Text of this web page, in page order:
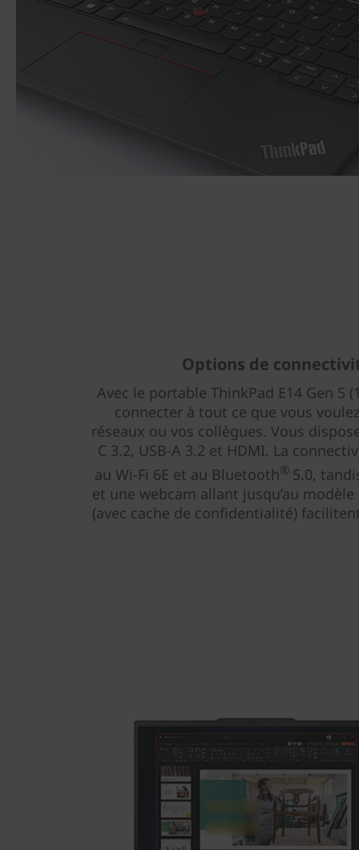
Options de
Avec le portable ThinkPad E14 Gen 5
connecter à tout ce que vous
réseaux ou vos collègues. Vous
C 3.2, USB-A 3.2 et HDMI. La
au Wi-Fi 6E et au Bluetooth® 5.0,
et une webcam allant jusqu’au
(avec cache de confidentialité)